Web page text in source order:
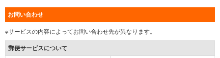
お問い合わせ
※サービスの内容によってお問い合わせ先が異なります。
郵便サービスについて